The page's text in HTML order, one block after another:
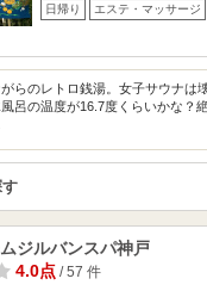
日帰り エステ・マッサージ
らのレトロ銭湯。女子サウナは
呂の温度が16.7度くらいかな？
ジルバンスパ神戸
4.0点/ 57 件